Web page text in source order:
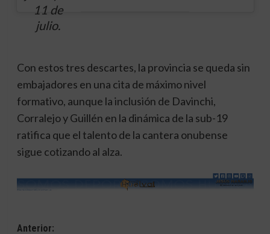
11 de
julio.
Con estos tres descartes, la provincia se queda sin
embajadores en una cita de máximo nivel
formativo, aunque la inclusión de Davinchi,
Corralejo y Guillén en la dinámica de la sub-19
ratifica que el talento de la cantera onubense
sigue cotizando al alza.
Anterior: